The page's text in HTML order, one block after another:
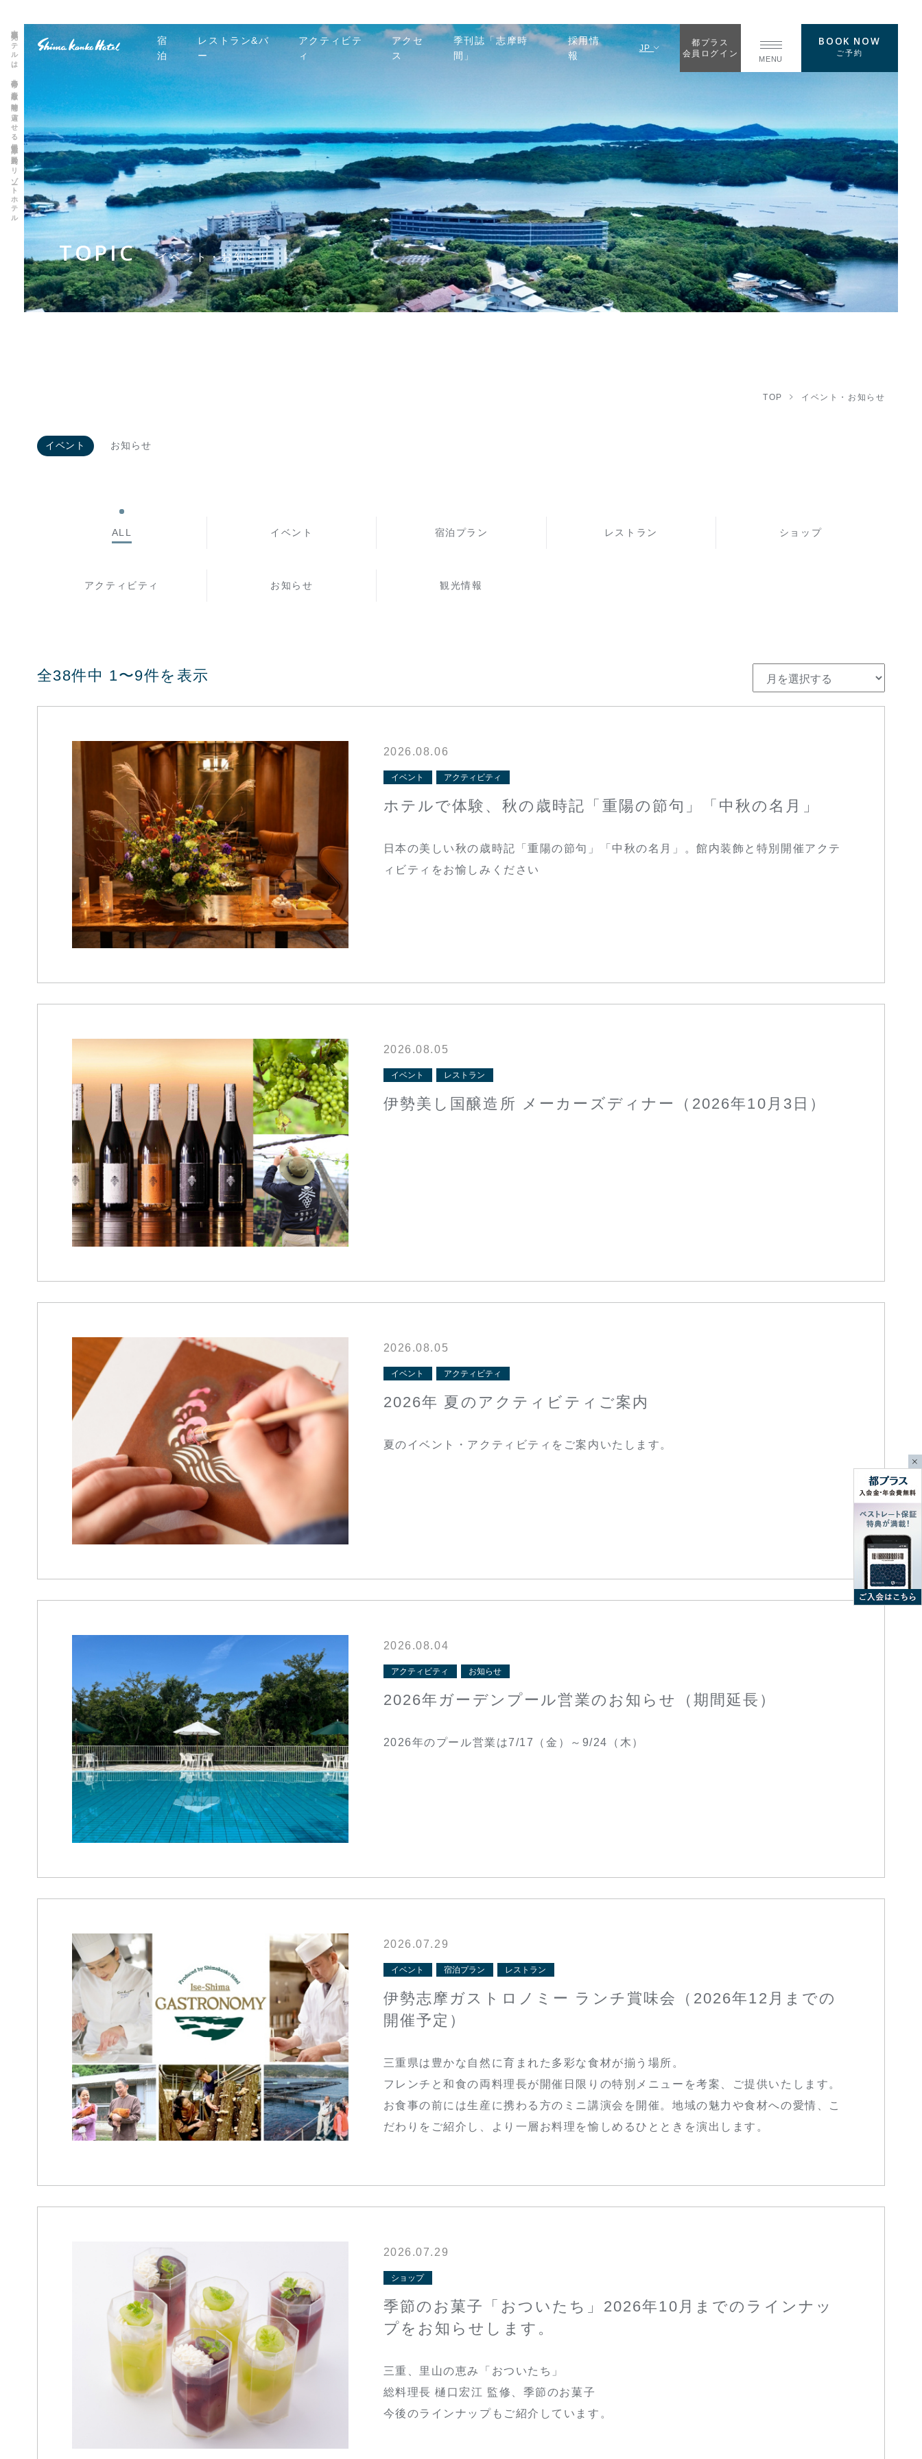
志摩観光ホテルは、非日常の素敵な時間を過ごせる伊勢志摩 賢島のリゾートホテル
宿
泊
レストラン&バ
ー
アクティビテ
ィ
アクセ
ス
季刊誌「志摩時
間」
採用情
報
JP
都プラス
会員ログイン
MENU
BOOK NOW
ご予約
TOPIC イベント・お知らせ
TOP イベント・お知らせ
イベント お知らせ
ALL イベント 宿泊プラン レストラン ショップ
アクティビティ お知らせ 観光情報
全38件中 1〜9件を表示
2026.08.06
イベント アクティビティ
ホテルで体験、秋の歳時記「重陽の節句」「中秋の名月」
日本の美しい秋の歳時記「重陽の節句」「中秋の名月」。館内装飾と特別開催アクテ
ィビティをお愉しみください
2026.08.05
イベント レストラン
伊勢美し国醸造所 メーカーズディナー（2026年10月3日）
2026.08.05
イベント アクティビティ
2026年 夏のアクティビティご案内
夏のイベント・アクティビティをご案内いたします。
2026.08.04
アクティビティ お知らせ
2026年ガーデンプール営業のお知らせ（期間延長）
2026年のプール営業は7/17（金）～9/24（木）
2026.07.29
イベント 宿泊プラン レストラン
伊勢志摩ガストロノミー ランチ賞味会（2026年12月までの
開催予定）
三重県は豊かな自然に育まれた多彩な食材が揃う場所。
フレンチと和食の両料理長が開催日限りの特別メニューを考案、ご提供いたします。
お食事の前には生産に携わる方のミニ講演会を開催。地域の魅力や食材への愛情、こ
だわりをご紹介し、より一層お料理を愉しめるひとときを演出します。
2026.07.29
ショップ
季節のお菓子「おついたち」2026年10月までのラインナッ
プをお知らせします。
三重、里山の恵み「おついたち」
総料理長 樋口宏江 監修、季節のお菓子
今後のラインナップもご紹介しています。